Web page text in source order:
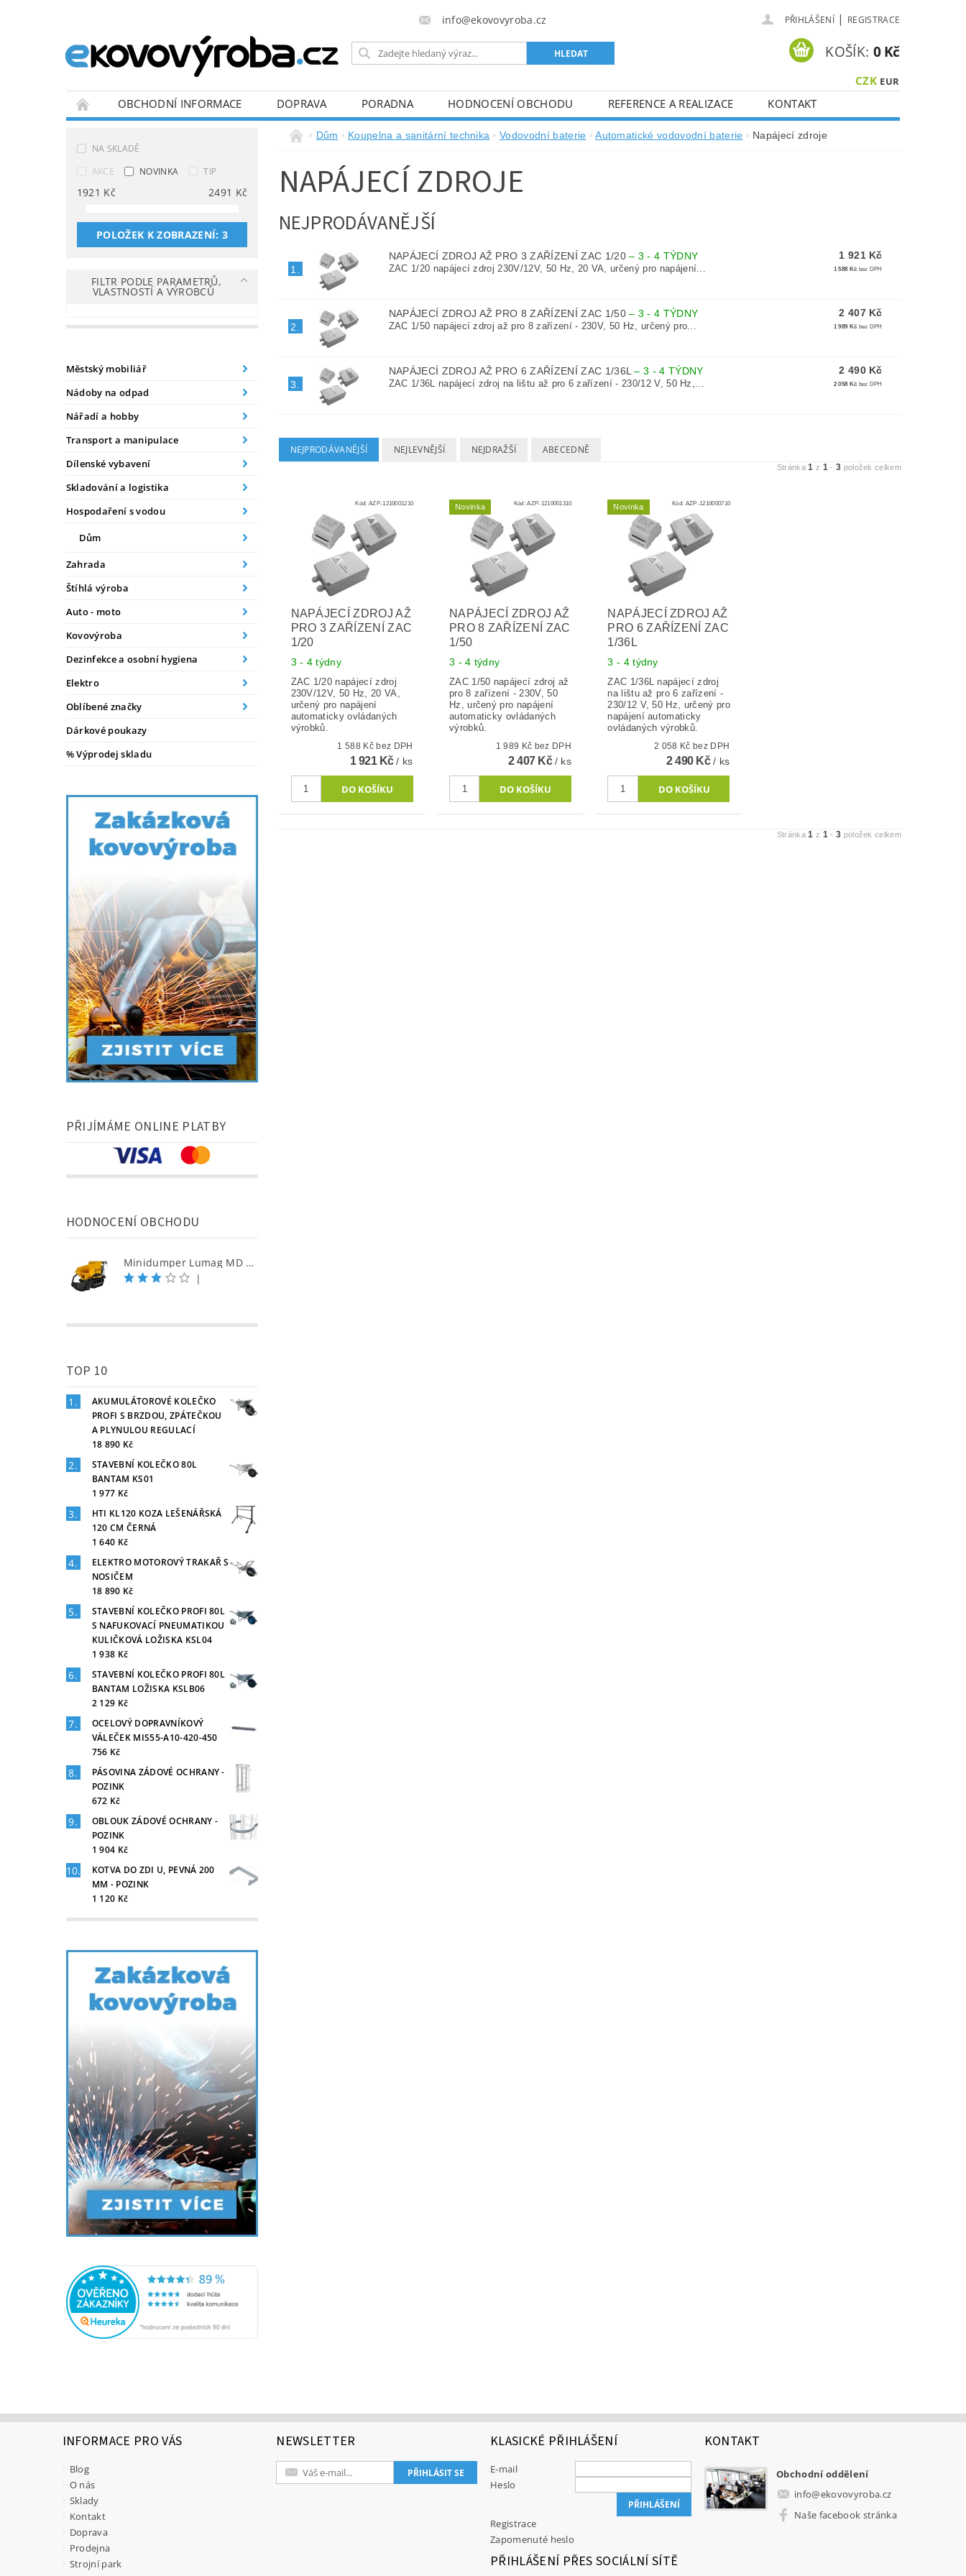
info@ekovovyroba.cz PŘIHLÁŠENÍ | REGISTRACE
CZK EUR
KOŠÍK: 0 Kč
OBCHODNÍ INFORMACE DOPRAVA PORADNA HODNOCENÍ OBCHODU REFERENCE A REALIZACE
KONTAKT
NA SKLADĚ
AKCE
NOVINKA TIP
1921 Kč 2491 Kč
POLOŽEK K ZOBRAZENÍ: 3
FILTR PODLE PARAMETRŮ,
VLASTNOSTÍ A VÝROBCŮ
Městský mobiliář
Nádoby na odpad
Nářadí a hobby
Transport a manipulace
Dílenské vybavení
Skladování a logistika
Hospodaření s vodou
Dům
Zahrada
Štíhlá výroba
Auto - moto
Kovovýroba
Dezinfekce a osobní hygiena
Elektro
Oblíbené značky
Dárkové poukazy
% Výprodej skladu
PŘIJÍMÁME ONLINE PLATBY
HODNOCENÍ OBCHODU
Minidumper Lumag MD 500H-PRO S samonakládací minidumper
|
TOP 10
AKUMULÁTOROVÉ KOLEČKO
PROFI S BRZDOU, ZPÁTEČKOU
A PLYNULOU REGULACÍ
18 890 Kč
STAVEBNÍ KOLEČKO 80L
BANTAM KS01
1 977 Kč
HTI KL120 KOZA LEŠENÁŘSKÁ
120 CM ČERNÁ
1 640 Kč
ELEKTRO MOTOROVÝ TRAKAŘ S
NOSIČEM
18 890 Kč
STAVEBNÍ KOLEČKO PROFI 80L
S NAFUKOVACÍ PNEUMATIKOU
KULIČKOVÁ LOŽISKA KSL04
1 938 Kč
STAVEBNÍ KOLEČKO PROFI 80L
BANTAM LOŽISKA KSLB06
2 129 Kč
OCELOVÝ DOPRAVNÍKOVÝ
VÁLEČEK MIS55-A10-420-450
756 Kč
PÁSOVINA ZÁDOVÉ OCHRANY -
POZINK
672 Kč
OBLOUK ZÁDOVÉ OCHRANY -
POZINK
1 904 Kč
KOTVA DO ZDI U, PEVNÁ 200
MM - POZINK
1 120 Kč
Dům Koupelna a sanitární technika Vodovodní baterie Automatické vodovodní baterie Napájecí zdroje
NAPÁJECÍ ZDROJE
NEJPRODÁVANĚJŠÍ
1.
NAPÁJECÍ ZDROJ AŽ PRO 3 ZAŘÍZENÍ ZAC 1/20– 3 - 4 TÝDNY
ZAC 1/20 napájecí zdroj 230V/12V, 50 Hz, 20 VA, určený pro napájení...
1 921 Kč
1 588 Kč bez DPH
2.
NAPÁJECÍ ZDROJ AŽ PRO 8 ZAŘÍZENÍ ZAC 1/50– 3 - 4 TÝDNY
ZAC 1/50 napájecí zdroj až pro 8 zařízení - 230V, 50 Hz, určený pro...
2 407 Kč
1 989 Kč bez DPH
3.
NAPÁJECÍ ZDROJ AŽ PRO 6 ZAŘÍZENÍ ZAC 1/36L–3 - 4 TÝDNY
ZAC 1/36L napájecí zdroj na lištu až pro 6 zařízení - 230/12 V, 50 Hz,...
2 490 Kč
2 058 Kč bez DPH
NEJPRODÁVANĚJŠÍ NEJLEVNĚJŠÍ NEJDRAŽŠÍ ABECEDNĚ
Stránka1 z 1 - 3 položek celkem
Kód: AZP-1210001210
NAPÁJECÍ ZDROJ AŽ
PRO 3 ZAŘÍZENÍ ZAC
1/20
3 - 4 týdny
ZAC 1/20 napájecí zdroj
230V/12V, 50 Hz, 20 VA,
určený pro napájení
automaticky ovládaných
výrobků.
1 588 Kč bez DPH
1 921 Kč/ ks
Novinka Kód:AZP-1210001310
NAPÁJECÍ ZDROJ AŽ
PRO 8 ZAŘÍZENÍ ZAC
1/50
3 - 4 týdny
ZAC 1/50 napájecí zdroj až
pro 8 zařízení - 230V, 50
Hz, určený pro napájení
automaticky ovládaných
výrobků.
1 989 Kč bez DPH
2 407 Kč/ ks
Novinka Kód: AZP-1210000710
NAPÁJECÍ ZDROJ AŽ
PRO 6 ZAŘÍZENÍ ZAC
1/36L
3 - 4 týdny
ZAC 1/36L napájecí zdroj
na lištu až pro 6 zařízení -
230/12 V, 50 Hz, určený pro
napájení automaticky
ovládaných výrobků.
2 058 Kč bez DPH
2 490 Kč/ ks
Stránka1 z 1 - 3 položek celkem
INFORMACE PRO VÁS
Blog
O nás
Sklady
Kontakt
Doprava
Prodejna
Strojní park
NEWSLETTER KLASICKÉ PŘIHLÁŠENÍ
E-mail
Heslo
Registrace
Zapomenuté heslo
PŘIHLÁŠENÍ PŘES SOCIÁLNÍ SÍTĚ
KONTAKT
Obchodní oddělení
info@ekovovyroba.cz
Naše facebook stránka